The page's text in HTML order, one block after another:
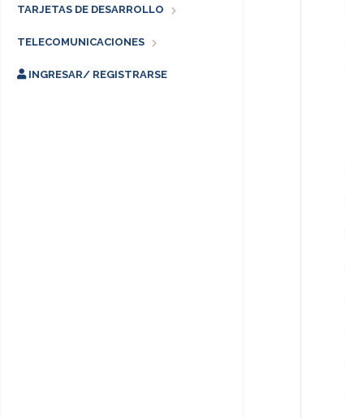
TARJETAS DE DESARROLLO
TELECOMUNICACIONES
INGRESAR/ REGISTRARSE